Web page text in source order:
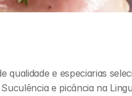
qualidade e especiarias
e picância na